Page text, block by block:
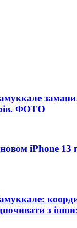
ФОТО
iPhone 13
з